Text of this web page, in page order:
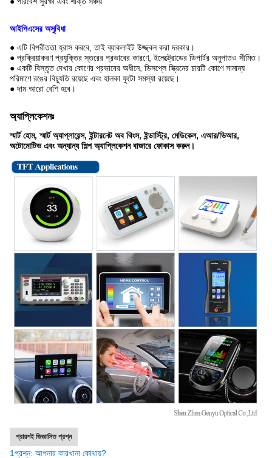
আইপিএসের অসুবিধা
● এটি বিপরীততা হ্রাস করবে, তাই ব্যাকলাইট উজ্জ্বল করা দরকার।
● প্রক্রিয়াকরণ প্রযুক্তির স্তরের প্রভাবের কারণে, ইলেক্ট্রোডের ডিপার্টর অনুপাতও সীমিত।
● একটি বিস্তৃত দেখার কোণের প্রভাবের অধীনে, ডিসপ্লে স্ক্রিনের চারটি কোণে সামান্য
পরিমাণে রঙের বিচ্যুতি রয়েছে এবং হালকা ফুটো সমস্যা রয়েছে।
● দাম আরো বেশি হবে।
অ্যাপ্লিকেশনঃ
স্মার্ট হোম, স্মার্ট অ্যাপ্লায়েন্স, ইন্টারনেট অব থিংস, ইন্ডাস্ট্রি, মেডিকেল, এআর/ভিআর,
অটোমোটিভ এবং অন্যান্য শিল্প অ্যাপ্লিকেশন বাজারে ফোকাস করুন।
প্রায়শই জিজ্ঞাসিত প্রশ্ন
1প্রশ্ন: আপনার কারখানা কোথায়?